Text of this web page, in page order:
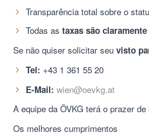
Transparência total sobre o
Todas as taxas são
Se não quiser solicitar seu visto
Tel: +43 1 361 55 20
E-Mail: wien@oevkg.at
A equipe da ÖVKG terá o prazer
Os melhores cumprimentos